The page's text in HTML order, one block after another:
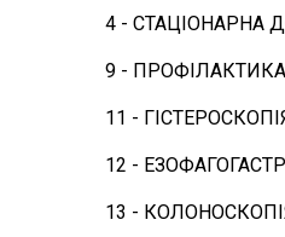
4 - СТАЦІОНАРНА
9 -
11 -
12 -
13 -